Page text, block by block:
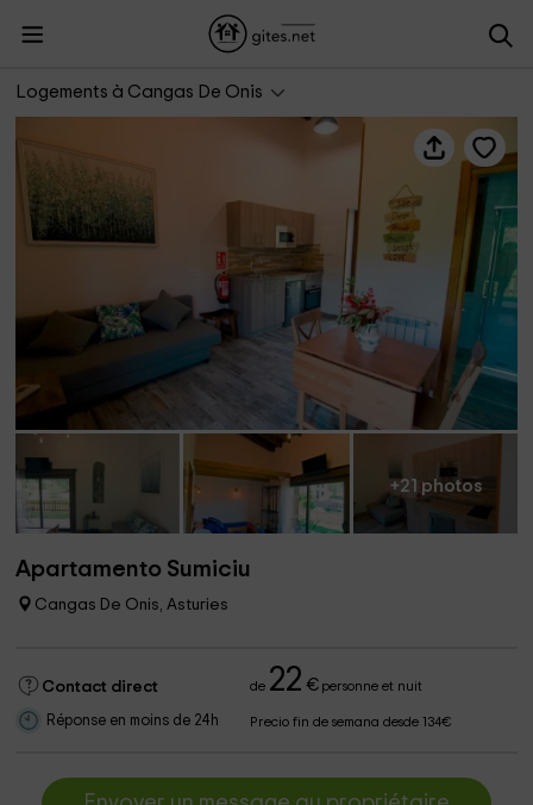
Logements à Cangas De Onis
+21 photos
Apartamento Sumiciu
Cangas De Onis, Asturies
Contact direct de 22 €personne et nuit
Réponse en moins de 24h Precio fin de semana desde 134€